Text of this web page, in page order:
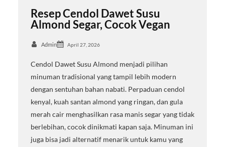
Resep Cendol Dawet Susu
Almond Segar, Cocok Vegan
Admin April 27, 2026
Cendol Dawet Susu Almond menjadi pilihan
minuman tradisional yang tampil lebih modern
dengan sentuhan bahan nabati. Perpaduan cendol
kenyal, kuah santan almond yang ringan, dan gula
merah cair menghasilkan rasa manis segar yang tidak
berlebihan, cocok dinikmati kapan saja. Minuman ini
juga bisa jadi alternatif menarik untuk kamu yang